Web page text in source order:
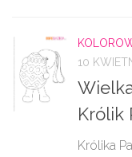
10
Królik
Królika